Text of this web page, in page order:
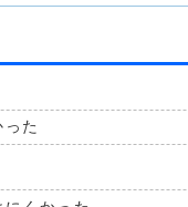
た